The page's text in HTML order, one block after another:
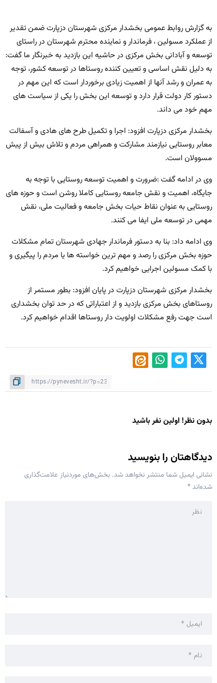
به گزارش روابط عمومی بخشدار مرکزی شهرستان دزپارت ضمن تقدیر
از عملکرد مسولین ، فرماندار و نماینده محترم شهرستان در راستای
توسعه و آبادانی بخش مرکزی در حاشیه این بازدید به خبرنگار ما گفت:
به دلیل نقش اساسی و تعیین کننده روستاها در توسعه کشور، توجه
به عمران و رشد آنها از اهمیت زیادی برخوردار است که این مهم در
دستور کار دولت قرار دارد و توسعه این بخش را یکی از سیاست های
مهم خود می داند.
بخشدار مرکزی دزپارت افزود: اجرا و تکمیل طرح های هادی و آسفالت
معابر روستایی نیازمند مشارکت و همراهی مردم و تلاش بیش از پیش
مسوولان است.
وی در ادامه گفت :ضرورت و اهمیت توسعه روستایی با توجه به
جایگاه، اهمیت و نقش جامعه روستایی کاملا روشن است و حوزه های
روستایی به عنوان نقاط حیات بخش جامعه و فعالیت ملی، نقش
مهمی در توسعه ملی ایفا می کنند.
وی ادامه داد: بنا به دستور فرماندار جهادی شهرستان تمام مشکلات
حوزه بخش مرکزی را رصد و مهم ترین خواسته ها یا مردم را پیگیری و
با کمک مسولین اجرایی خواهیم کرد.
بخشدار مرکزی شهرستان دزپارت در پایان افزود: بطور مستمر از
روستاهای بخش مرکزی بازدید و از اعتباراتی که در حد توان بخشداری
است جهت رفع مشکلات اولویت دار روستاها اقدام خواهیم کرد.
بدون نظر! اولین نفر باشید
دیدگاهتان را بنویسید
نشانی ایمیل شما منتشر نخواهد شد. بخش‌های موردنیاز علامت‌گذاری
شده‌اند*